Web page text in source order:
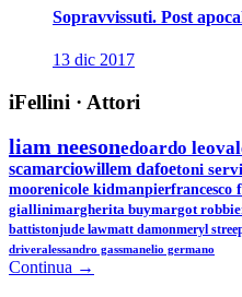
Sopravvissuti. Post
13 dic 2017
iFellini · Attori
liam neesonedoardo leo
scamarciowillem dafoetoni
moorenicole kidmanpierfrancesco
giallinimargherita buymargot robbie
battistonjude lawmatt damonmeryl
driveralessandro gassmanelio germano
Continua →